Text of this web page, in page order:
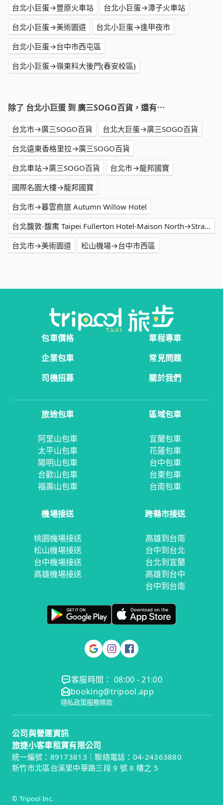
台北小巨蛋→豐原火車站
台北小巨蛋→潭子火車站
台北小巨蛋→美術園道
台北小巨蛋→逢甲夜市
台北小巨蛋→台中市西屯區
台北小巨蛋→嶺東科大後門(春安校區)
除了 台北小巨蛋 到 廣三SOGO百貨，還有⋯
台北市→廣三SOGO百貨
台北大巨蛋→廣三SOGO百貨
台北遠東香格里拉→廣三SOGO百貨
台北車站→廣三SOGO百貨
台北市→龍邦國寶
國際名園大樓→龍邦國寶
台北市→暮雲商旅 Autumn Willow Hotel
台北馥敦-馥寓 Taipei Fullerton Hotel-Maison North→StrayBirds 漂鳥青年旅館
台北市→美術園道
松山機場→台中市西區
包車價格
單程專車
企業包車
常見問題
司機招募
關於我們
旅途包車
阿里山包車
太平山包車
陽明山包車
合歡山包車
福壽山包車
區域包車
宜蘭包車
花蓮包車
台中包車
台東包車
台南包車
機場接送
桃園機場接送
松山機場接送
台中機場接送
高雄機場接送
跨縣市接送
高雄到台南
台中到台北
台北到宜蘭
高雄到台中
台中到台南
客服時間： 08:00 - 21:00
booking@tripool.app
隱私政策服務條款
公司與營運資訊
旅捷小客車租賃有限公司
統一編號：89173813｜聯絡電話：04-24363880
新竹市北區台溪里中華路三段 9 號 8 樓之 5
© Tripool Inc.